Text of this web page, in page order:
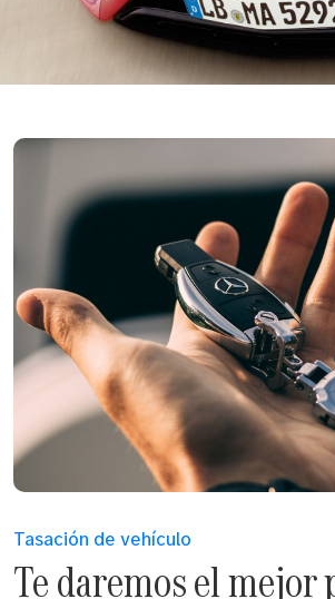
Tasación de vehículo
Te daremos el mejor